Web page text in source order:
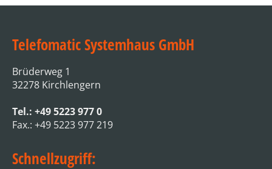
Telefomatic Systemhaus GmbH
Brüderweg 1
32278 Kirchlengern
Tel.: +49 5223 977 0
Fax.: +49 5223 977 219
Schnellzugriff: